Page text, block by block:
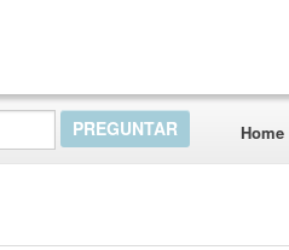
Home